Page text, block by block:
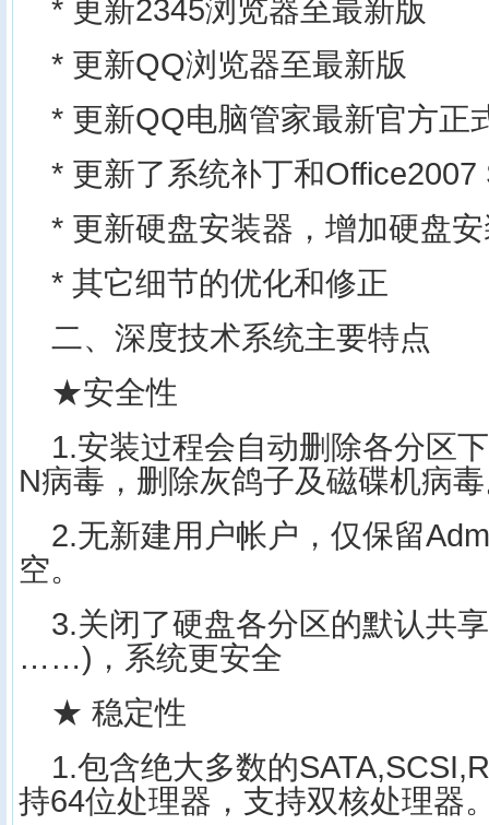
* 更新2345浏览器至最新版
* 更新QQ浏览器至最新版
* 更新QQ电脑管家最新官方正
* 更新了系统补丁和Office2007
* 更新硬盘安装器，增加硬盘
* 其它细节的优化和修正
二、深度技术系统主要特点
★安全性
1.安装过程会自动删除各分区
N病毒，删除灰鸽子及磁碟机病
2.无新建用户帐户，仅保留
空。
3.关闭了硬盘各分区的默认共
……)，系统更安全
★ 稳定性
1.包含绝大多数的
持64位处理器，支持双核处理器